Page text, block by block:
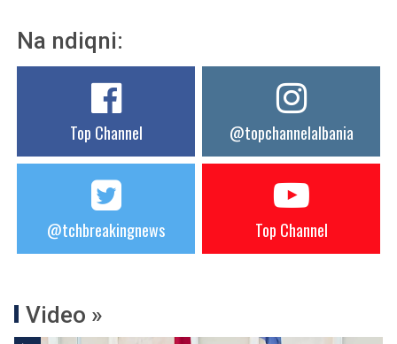
Na ndiqni:
Top Channel @topchannelalbania
@tchbreakingnews Top Channel
Video »